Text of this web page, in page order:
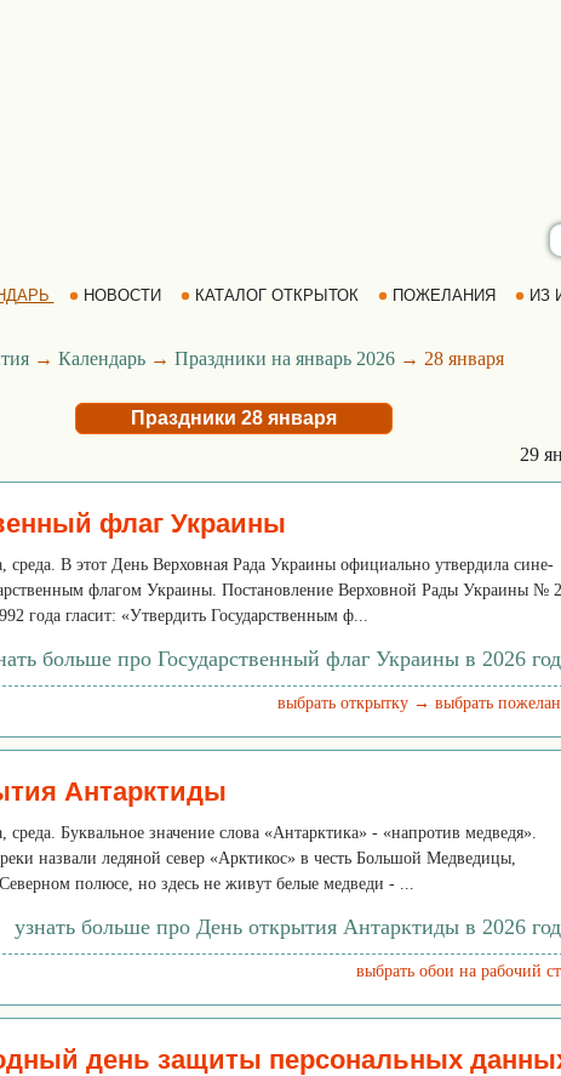
НОВОСТИ КАТАЛОГ ОТКРЫТОК ПОЖЕЛАНИЯ ИЗ
→ Календарь→ Праздники на январь 2026→ 28 января
Праздники 28 января
29
флаг Украины
среда. В этот День Верховная Рада Украины официально утвердила сине-
флагом Украины. Постановление Верховной Рады Украины №
года гласит: «Утвердить Государственным ф...
больше про Государственный флаг Украины в 2026
выбрать открытку → выбрать
Антарктиды
среда. Буквальное значение слова «Антарктика» - «напротив медведя».
назвали ледяной север «Арктикос» в честь Большой Медведицы,
полюсе, но здесь не живут белые медведи - ...
узнать больше про День открытия Антарктиды в 2026
выбрать обои на рабочий
день защиты персональных